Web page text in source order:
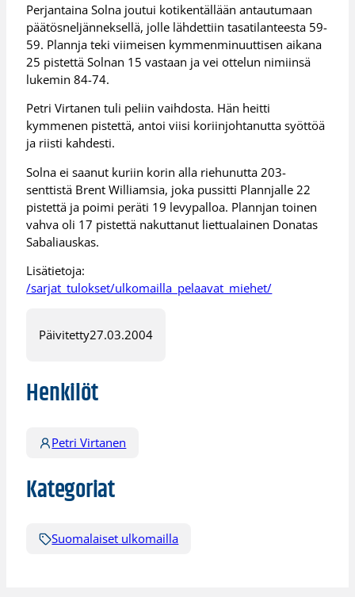
Perjantaina Solna joutui kotikentällään antautumaan
päätösneljänneksellä, jolle lähdettiin tasatilanteesta 59-
59. Plannja teki viimeisen kymmenminuuttisen aikana
25 pistettä Solnan 15 vastaan ja vei ottelun nimiinsä
lukemin 84-74.
Petri Virtanen tuli peliin vaihdosta. Hän heitti
kymmenen pistettä, antoi viisi koriinjohtanutta syöttöä
ja riisti kahdesti.
Solna ei saanut kuriin korin alla riehunutta 203-
senttistä Brent Williamsia, joka pussitti Plannjalle 22
pistettä ja poimi peräti 19 levypalloa. Plannjan toinen
vahva oli 17 pistettä nakuttanut liettualainen Donatas
Sabaliauskas.
Lisätietoja:
/sarjat_tulokset/ulkomailla_pelaavat_miehet/
Päivitetty27.03.2004
Henkilöt
Petri Virtanen
Kategoriat
Suomalaiset ulkomailla